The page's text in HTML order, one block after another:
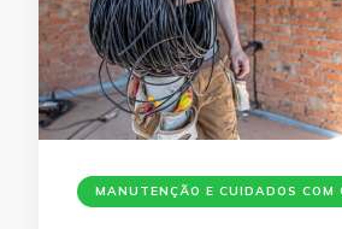
MANUTENÇÃO E CUIDADOS COM